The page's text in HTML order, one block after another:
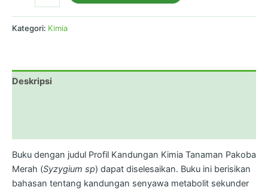
Kategori: Kimia
Deskripsi
Buku dengan judul Profil Kandungan Kimia Tanaman Pakoba
Merah (Syzygium sp) dapat diselesaikan. Buku ini berisikan
bahasan tentang kandungan senyawa metabolit sekunder